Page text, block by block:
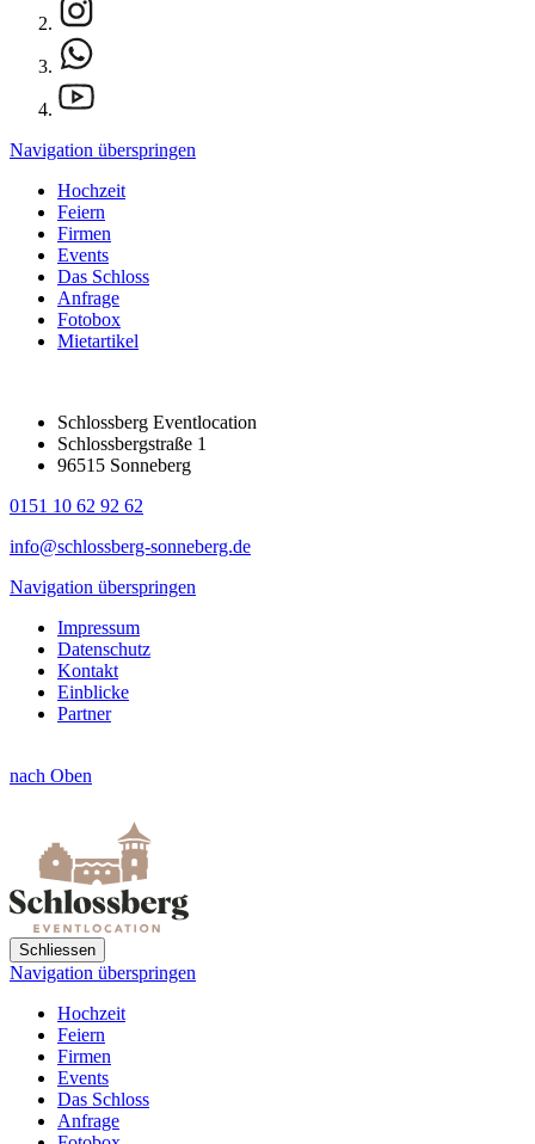
Navigation überspringen
Hochzeit
Feiern
Firmen
Events
Das Schloss
Anfrage
Fotobox
Mietartikel
Schlossberg Eventlocation
Schlossbergstraße 1
96515 Sonneberg
0151 10 62 92 62
info@schlossberg-sonneberg.de
Navigation überspringen
Impressum
Datenschutz
Kontakt
Einblicke
Partner
nach Oben
Schliessen
Navigation überspringen
Hochzeit
Feiern
Firmen
Events
Das Schloss
Anfrage